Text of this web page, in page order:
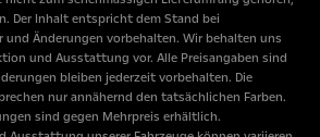
Der Inhalt entspricht dem Stand bei
Änderungen vorbehalten. Wir behalten uns
und Ausstattung vor. Alle Preisangaben sind
bleiben jederzeit vorbehalten. Die
nur annähernd den tatsächlichen Farben.
sind gegen Mehrpreis erhältlich.